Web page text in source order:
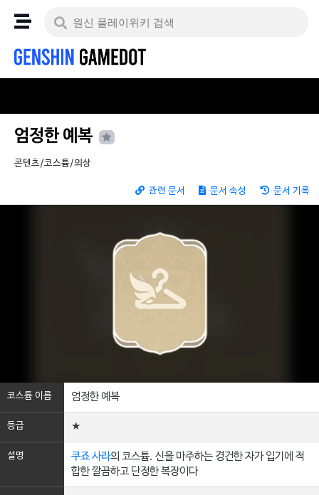
엄정한 예복
콘텐츠/코스튬/의상
관련 문서 문서 속성 문서 기록
코스튬 이름 엄정한 예복
등급 ★
설명 쿠죠 사라의 코스튬. 신을 마주하는 경건한 자가 입기에 적
합한 깔끔하고 단정한 복장이다